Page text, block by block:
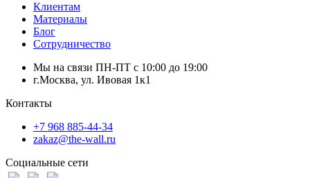
Клиентам
Материалы
Блог
Сотрудничество
Мы на связи ПН-ПТ с 10:00 до 19:00
г.Москва, ул. Ивовая 1к1
Контакты
+7 968 885-44-34
zakaz@the-wall.ru
Социальные сети